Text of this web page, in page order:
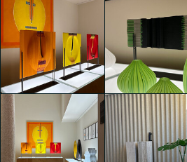
SENSES
Isabella Erika
Schmalzbauer
SENSES
Isabella Erika
Schmalzbauer